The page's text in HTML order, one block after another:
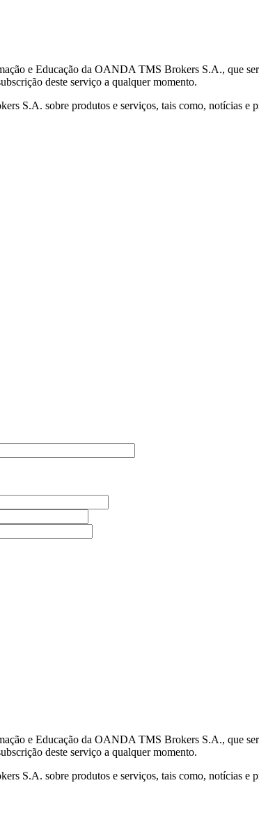
e Educação da OANDA TMS Brokers S.A., que
deste serviço a qualquer momento.
S.A. sobre produtos e serviços, tais como, notícias e
e Educação da OANDA TMS Brokers S.A., que
deste serviço a qualquer momento.
S.A. sobre produtos e serviços, tais como, notícias e